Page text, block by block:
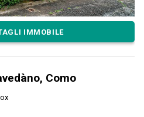
IMMOBILE
Como